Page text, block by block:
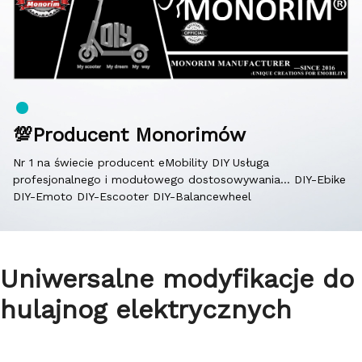
💯Producent Monorimów
Nr 1 na świecie producent eMobility DIY Usługa
profesjonalnego i modułowego dostosowywania… DIY-Ebike
DIY-Emoto DIY-Escooter DIY-Balancewheel
Uniwersalne modyfikacje do
hulajnog elektrycznych